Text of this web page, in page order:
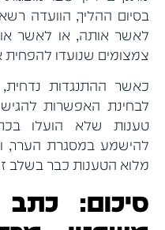
בסיום ההליך, הוועדה
לאשר אותה, או לאשר
צמצומים שנועדו
כאשר ההתנגדות
לבחינת האפשרות
טענות שלא הועלו
להישמע במסגרת הערר,
מלוא הטענות כבר בשלב
סיכום: כתב